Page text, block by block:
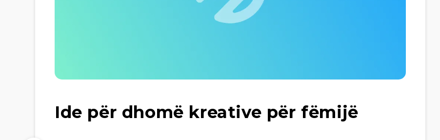
Ide për dhomë kreative për fëmijë